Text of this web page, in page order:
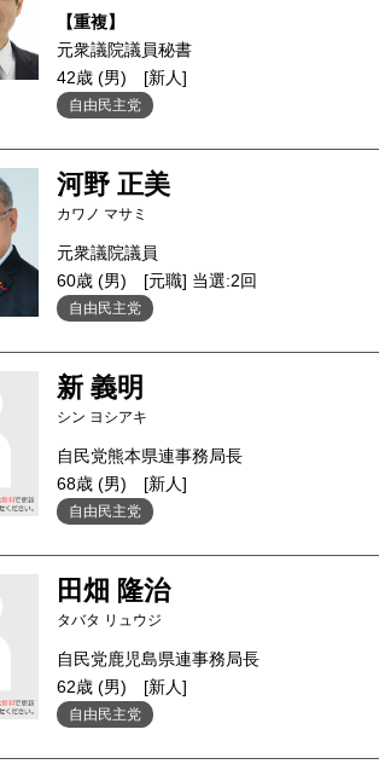
【重複】
元衆議院議員秘書
42歳 (男)
[新人]
自由民主党
河野 正美
カワノ マサミ
元衆議院議員
60歳 (男)
[元職] 当選:2回
自由民主党
新 義明
シン ヨシアキ
自民党熊本県連事務局長
68歳 (男)
[新人]
自由民主党
田畑 隆治
タバタ リュウジ
自民党鹿児島県連事務局長
62歳 (男)
[新人]
自由民主党